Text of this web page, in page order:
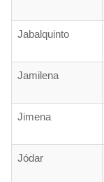
Jabalquinto
Jamilena
Jimena
Jódar